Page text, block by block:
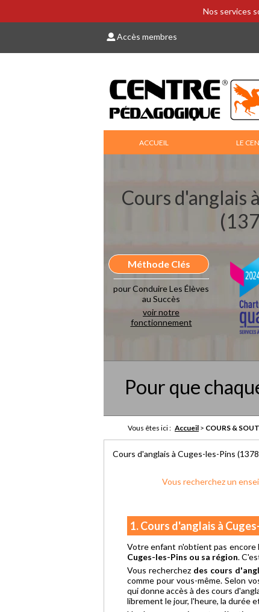
Nos services
Accès membres
ACCUEIL LE
Cours d'anglais
Méthode Clés
pour Conduire Les Élèves
au Succès
voir notre
fonctionnement
Pour que
Vous êtes ici : Accueil > COURS &
Cours d'anglais à Cuges-les-Pins
Vous recherchez un
1. Cours d'anglais à
Votre enfant n'obtient pas encore
Cuges-les-Pins ou sa région.
Vous recherchez des cours
comme pour vous-même. Selon
qui donne accès à des cours
librement le jour, l'heure, la durée